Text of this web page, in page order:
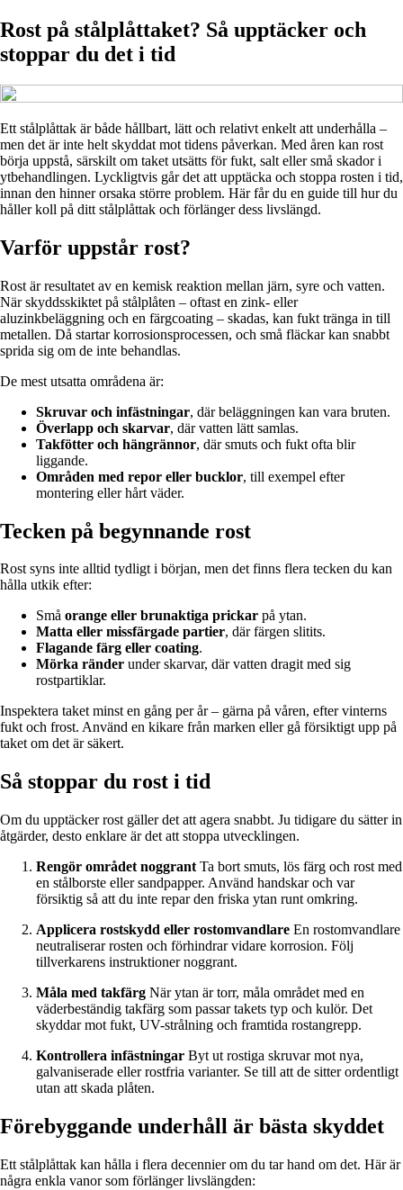
Rost på stålplåttaket? Så upptäcker och
stoppar du det i tid
Ett stålplåttak är både hållbart, lätt och relativt enkelt att underhålla –
men det är inte helt skyddat mot tidens påverkan. Med åren kan rost
börja uppstå, särskilt om taket utsätts för fukt, salt eller små skador i
ytbehandlingen. Lyckligtvis går det att upptäcka och stoppa rosten i tid,
innan den hinner orsaka större problem. Här får du en guide till hur du
håller koll på ditt stålplåttak och förlänger dess livslängd.
Varför uppstår rost?
Rost är resultatet av en kemisk reaktion mellan järn, syre och vatten.
När skyddsskiktet på stålplåten – oftast en zink- eller
aluzinkbeläggning och en färgcoating – skadas, kan fukt tränga in till
metallen. Då startar korrosionsprocessen, och små fläckar kan snabbt
sprida sig om de inte behandlas.
De mest utsatta områdena är:
Skruvar och infästningar, där beläggningen kan vara bruten.
Överlapp och skarvar, där vatten lätt samlas.
Takfötter och hängrännor, där smuts och fukt ofta blir
liggande.
Områden med repor eller bucklor, till exempel efter
montering eller hårt väder.
Tecken på begynnande rost
Rost syns inte alltid tydligt i början, men det finns flera tecken du kan
hålla utkik efter:
Små orange eller brunaktiga prickar på ytan.
Matta eller missfärgade partier, där färgen slitits.
Flagande färg eller coating.
Mörka ränder under skarvar, där vatten dragit med sig
rostpartiklar.
Inspektera taket minst en gång per år – gärna på våren, efter vinterns
fukt och frost. Använd en kikare från marken eller gå försiktigt upp på
taket om det är säkert.
Så stoppar du rost i tid
Om du upptäcker rost gäller det att agera snabbt. Ju tidigare du sätter in
åtgärder, desto enklare är det att stoppa utvecklingen.
Rengör området noggrant Ta bort smuts, lös färg och rost med
en stålborste eller sandpapper. Använd handskar och var
försiktig så att du inte repar den friska ytan runt omkring.
Applicera rostskydd eller rostomvandlare En rostomvandlare
neutraliserar rosten och förhindrar vidare korrosion. Följ
tillverkarens instruktioner noggrant.
Måla med takfärg När ytan är torr, måla området med en
väderbeständig takfärg som passar takets typ och kulör. Det
skyddar mot fukt, UV-strålning och framtida rostangrepp.
Kontrollera infästningar Byt ut rostiga skruvar mot nya,
galvaniserade eller rostfria varianter. Se till att de sitter ordentligt
utan att skada plåten.
Förebyggande underhåll är bästa skyddet
Ett stålplåttak kan hålla i flera decennier om du tar hand om det. Här är
några enkla vanor som förlänger livslängden: